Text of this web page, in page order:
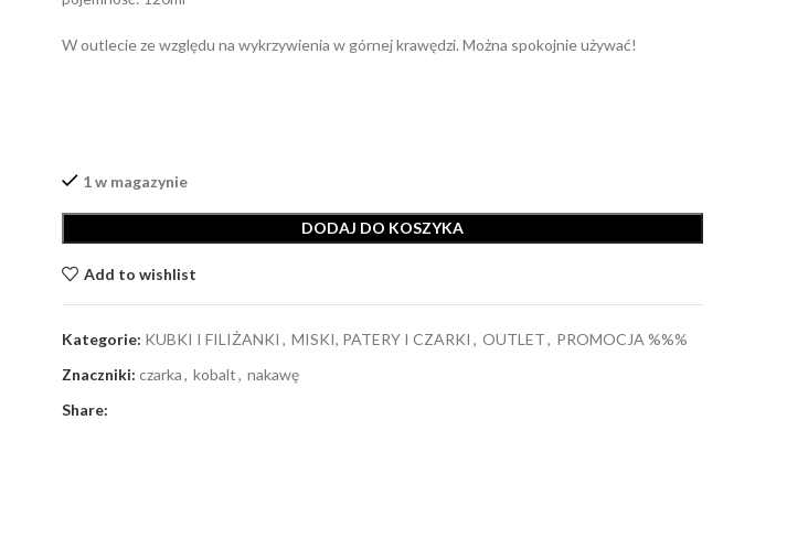
W outlecie ze względu na wykrzywienia w górnej krawędzi. Można spokojnie używać!
1 w magazynie
DODAJ DO KOSZYKA
Add to wishlist
Kategorie: KUBKI I FILIŻANKI , MISKI, PATERY I CZARKI , OUTLET, PROMOCJA %%%
Znaczniki: czarka, kobalt, nakawę
Share: